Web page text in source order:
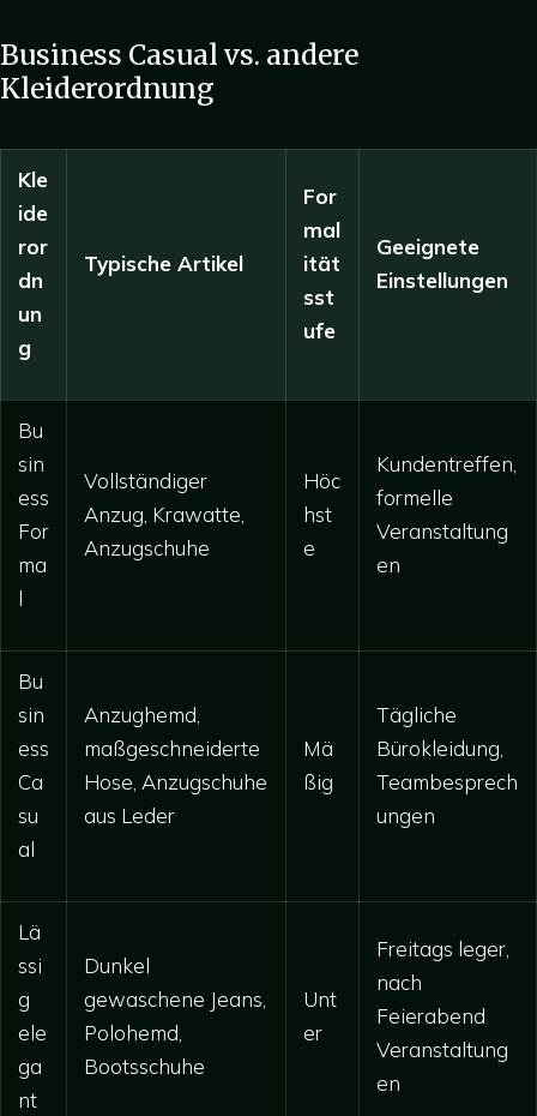
Business Casual vs. andere
Kleiderordnung
Kle
ide
ror
dn
un
g
Typische Artikel
For
mal
ität
sst
ufe
Geeignete
Einstellungen
Bu
sin
ess
For
ma
l
Vollständiger
Anzug, Krawatte,
Anzugschuhe
Höc
hst
e
Kundentreffen,
formelle
Veranstaltung
en
Bu
sin
ess
Ca
su
al
Anzughemd,
maßgeschneiderte
Hose, Anzugschuhe
aus Leder
Mä
ßig
Tägliche
Bürokleidung,
Teambesprech
ungen
Lä
ssi
g
ele
ga
nt
Dunkel
gewaschene Jeans,
Polohemd,
Bootsschuhe
Unt
er
Freitags leger,
nach
Feierabend
Veranstaltung
en